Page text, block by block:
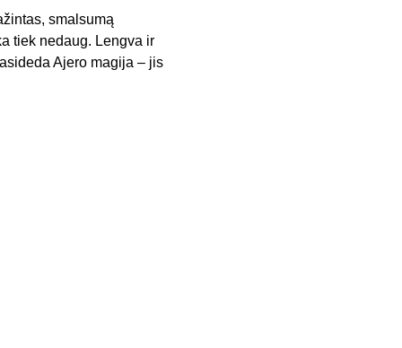
smalsumą
tiek nedaug. Lengva ir
Ajero magija – jis